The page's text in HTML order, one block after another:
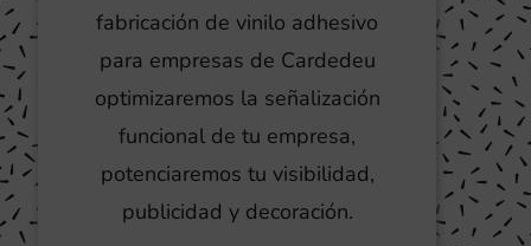
fabricación de vinilo adhesivo
para empresas de Cardedeu
optimizaremos la señalización
funcional de tu empresa,
potenciaremos tu visibilidad,
publicidad y decoración.